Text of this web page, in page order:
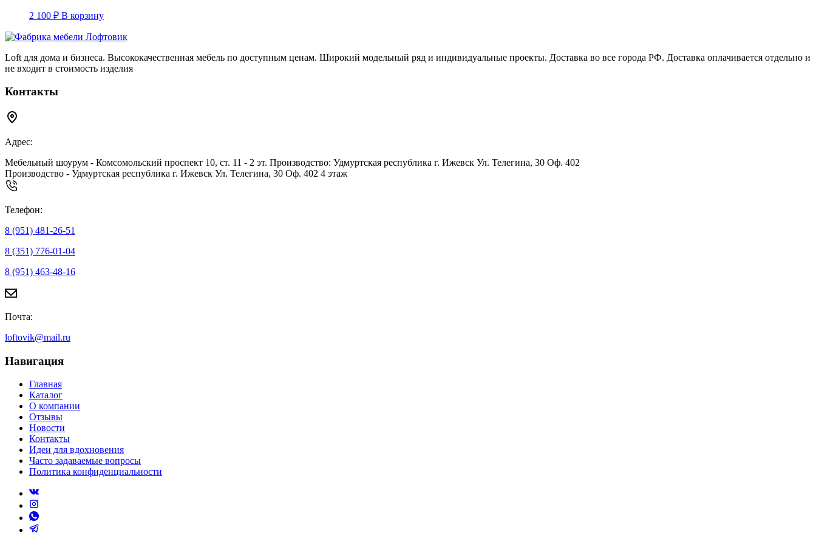
2 100 ₽ В корзину
Loft для дома и бизнеса. Высококачественная мебель по доступным ценам. Широкий модельный ряд и индивидуальные проекты. Доставка во все города РФ. Доставка оплачивается отдельно и
не входит в стоимость изделия
Контакты
Адрес:
Мебельный шоурум - Комсомольский проспект 10, ст. 11 - 2 эт. Производство: Удмуртская республика г. Ижевск Ул. Телегина, 30 Оф. 402
Производство - Удмуртская республика г. Ижевск Ул. Телегина, 30 Оф. 402 4 этаж
Телефон:
8 (951) 481-26-51
8 (351) 776-01-04
8 (951) 463-48-16
Почта:
loftovik@mail.ru
Навигация
Главная
Каталог
О компании
Отзывы
Новости
Контакты
Идеи для вдохновения
Часто задаваемые вопросы
Политика конфиденциальности